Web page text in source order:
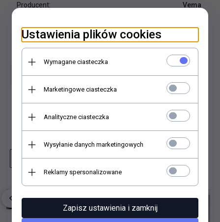
Producent: Vema
Dodaj do koszyka
Zapytaj o produkt Wydrukuj stronę
Ustawienia plików cookies
Wymagane ciasteczka
Marketingowe ciasteczka
Analityczne ciasteczka
Wysyłanie danych marketingowych
Reklamy spersonalizowane
Zapisz ustawienia i zamknij